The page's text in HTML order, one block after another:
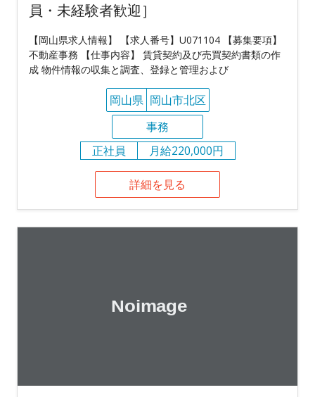
員・未経験者歓迎］
【岡山県求人情報】 【求人番号】U071104 【募集要項】
不動産事務 【仕事内容】 賃貸契約及び売買契約書類の作
成 物件情報の収集と調査、登録と管理および
岡山県 岡山市北区
事務
正社員
月給220,000円
詳細を見る